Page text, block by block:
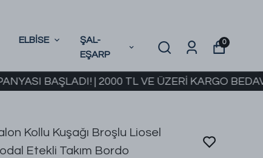
ELBİSE
ŞAL-
EŞARP
0
| 2000 TL VE ÜZERİ KARGO BEDAVA 2.
Kollu Kuşağı Broşlu Liosel
Etekli Takım Bordo